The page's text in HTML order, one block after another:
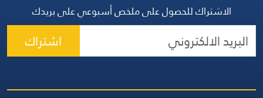
الاشتراك للحصول على ملخص أسبوعي على بريدك
اشتراك